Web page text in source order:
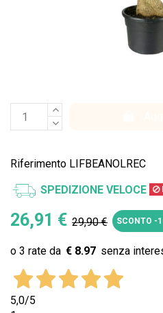
Riferimento LIFBEANOLREC
SPEDIZIONE VELOCE
26,91 € 29,90 € SCONTO -
€ 8.97
5,0/5